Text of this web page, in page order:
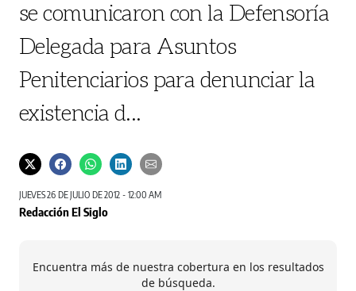
se comunicaron con la Defensoría
Delegada para Asuntos
Penitenciarios para denunciar la
existencia d...
JUEVES 26 DE JULIO DE 2012 - 12:00 AM
Redacción El Siglo
Encuentra más de nuestra cobertura en los resultados
de búsqueda.